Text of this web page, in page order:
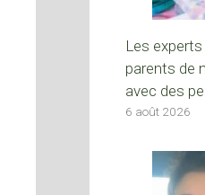
Les
parents de
avec des
6 août 2026